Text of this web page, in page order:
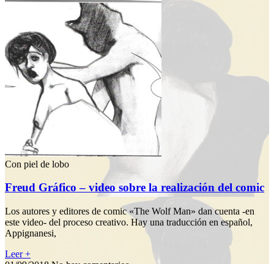
Con piel de lobo
Freud Gráfico – video sobre la realización del comic
Los autores y editores de comic «The Wolf Man» dan cuenta -en
este video- del proceso creativo. Hay una traducción en español,
Appignanesi,
Leer +